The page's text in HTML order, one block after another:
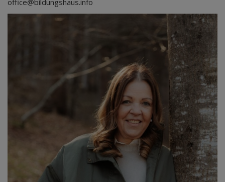
office@bildungshaus.info